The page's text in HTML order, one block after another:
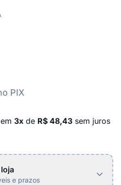
PIX
3x de R$ 48,43 sem juros
e prazos